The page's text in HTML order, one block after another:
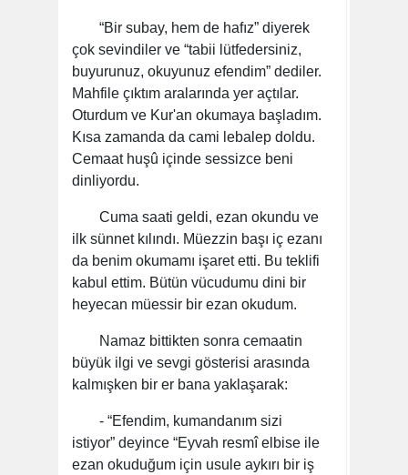
“Bir subay, hem de hafız” diyerek
çok sevindiler ve “tabii lütfedersiniz,
buyurunuz, okuyunuz efendim” dediler.
Mahfile çıktım aralarında yer açtılar.
Oturdum ve Kur'an okumaya başladım.
Kısa zamanda da cami lebalep doldu.
Cemaat huşû içinde sessizce beni
dinliyordu.
Cuma saati geldi, ezan okundu ve
ilk sünnet kılındı. Müezzin başı iç ezanı
da benim okumamı işaret etti. Bu teklifi
kabul ettim. Bütün vücudumu dini bir
heyecan müessir bir ezan okudum.
Namaz bittikten sonra cemaatin
büyük ilgi ve sevgi gösterisi arasında
kalmışken bir er bana yaklaşarak:
- “Efendim, kumandanım sizi
istiyor” deyince “Eyvah resmî elbise ile
ezan okuduğum için usule aykırı bir iş